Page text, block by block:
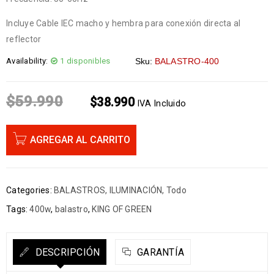
Incluye Cable IEC macho y hembra para conexión directa al
reflector
Availability: 1 disponibles Sku: BALASTRO-400
$59.990 $38.990 IVA Incluido
AGREGAR AL CARRITO
Categories: BALASTROS, ILUMINACIÓN, Todo
Tags: 400w, balastro, KING OF GREEN
DESCRIPCIÓN GARANTÍA